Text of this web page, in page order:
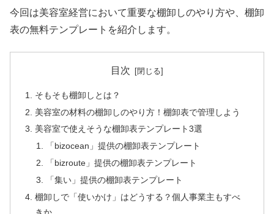
今回は美容室経営において重要な棚卸しのやり方や、棚卸
表の無料テンプレートを紹介します。
目次
そもそも棚卸しとは？
美容室の材料の棚卸しのやり方！棚卸表で管理しよう
美容室で使えそうな棚卸表テンプレート3選
「bizocean」提供の棚卸表テンプレート
「bizroute」提供の棚卸表テンプレート
「集い」提供の棚卸表テンプレート
棚卸しで「使いかけ」はどうする？個人事業主もすべ